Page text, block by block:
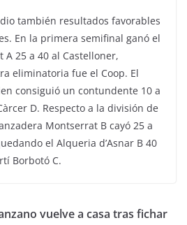
también resultados favorables
En la primera semifinal ganó el
25 a 40 al Castelloner,
eliminatoria fue el Coop. El
consiguió un contundente 10 a
D. Respecto a la división de
Montserrat B cayó 25 a
el Alqueria d’Asnar B 40
Borbotó C.
vuelve a casa tras fichar